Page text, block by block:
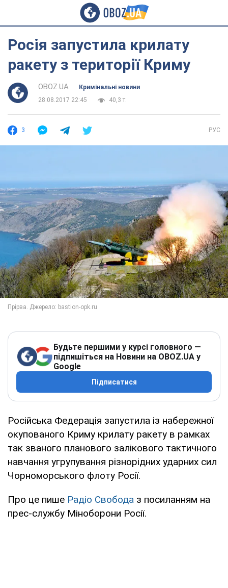
Росія запустила крилату
ракету з території Криму
OBOZ.UA
Кримінальні новини
28.08.2017 22:45
40,3 т.
3 РУС
Будьте першими у курсі головного —
підпишіться на Новини на OBOZ.UA у
Google
Підписатися
Російська Федерація запустила із набережної
окупованого Криму крилату ракету в рамках
так званого планового залікового тактичного
навчання угрупування різнорідних ударних сил
Чорноморського флоту Росії.
Про це пише Радіо Свобода з посиланням на
прес-службу Міноборони Росії.